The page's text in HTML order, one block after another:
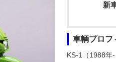
新
車輌プロフ
KS-1（1988年